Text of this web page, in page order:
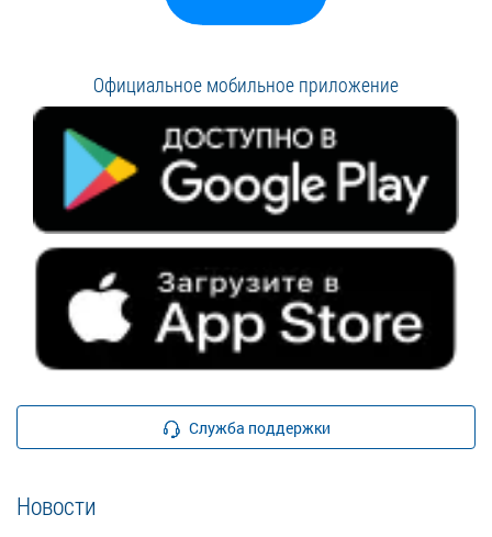
Официальное мобильное приложение
Служба поддержки
Новости